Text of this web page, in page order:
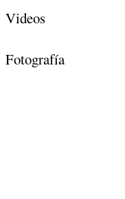
Videos
Fotografía